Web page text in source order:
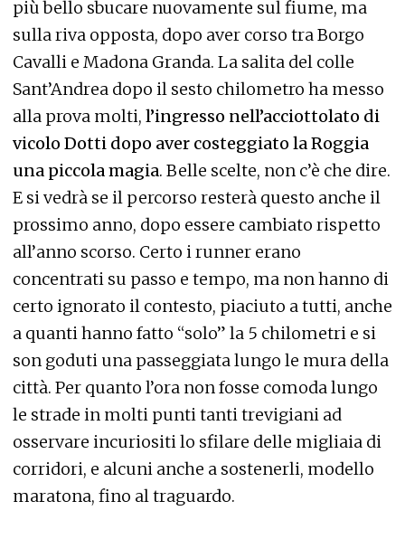
più bello sbucare nuovamente sul fiume, ma
sulla riva opposta, dopo aver corso tra Borgo
Cavalli e Madona Granda. La salita del colle
Sant’Andrea dopo il sesto chilometro ha messo
alla prova molti, l’ingresso nell’acciottolato di
vicolo Dotti dopo aver costeggiato la Roggia
una piccola magia. Belle scelte, non c’è che dire.
E si vedrà se il percorso resterà questo anche il
prossimo anno, dopo essere cambiato rispetto
all’anno scorso. Certo i runner erano
concentrati su passo e tempo, ma non hanno di
certo ignorato il contesto, piaciuto a tutti, anche
a quanti hanno fatto “solo” la 5 chilometri e si
son goduti una passeggiata lungo le mura della
città. Per quanto l’ora non fosse comoda lungo
le strade in molti punti tanti trevigiani ad
osservare incuriositi lo sfilare delle migliaia di
corridori, e alcuni anche a sostenerli, modello
maratona, fino al traguardo.